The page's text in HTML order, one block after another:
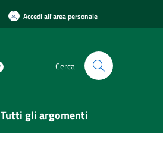
Accedi all'area personale
Cerca
Tutti gli argomenti